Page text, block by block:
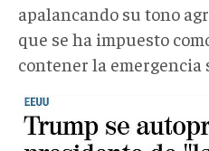
apalancando su tono
que se ha impuesto
contener la emergencia